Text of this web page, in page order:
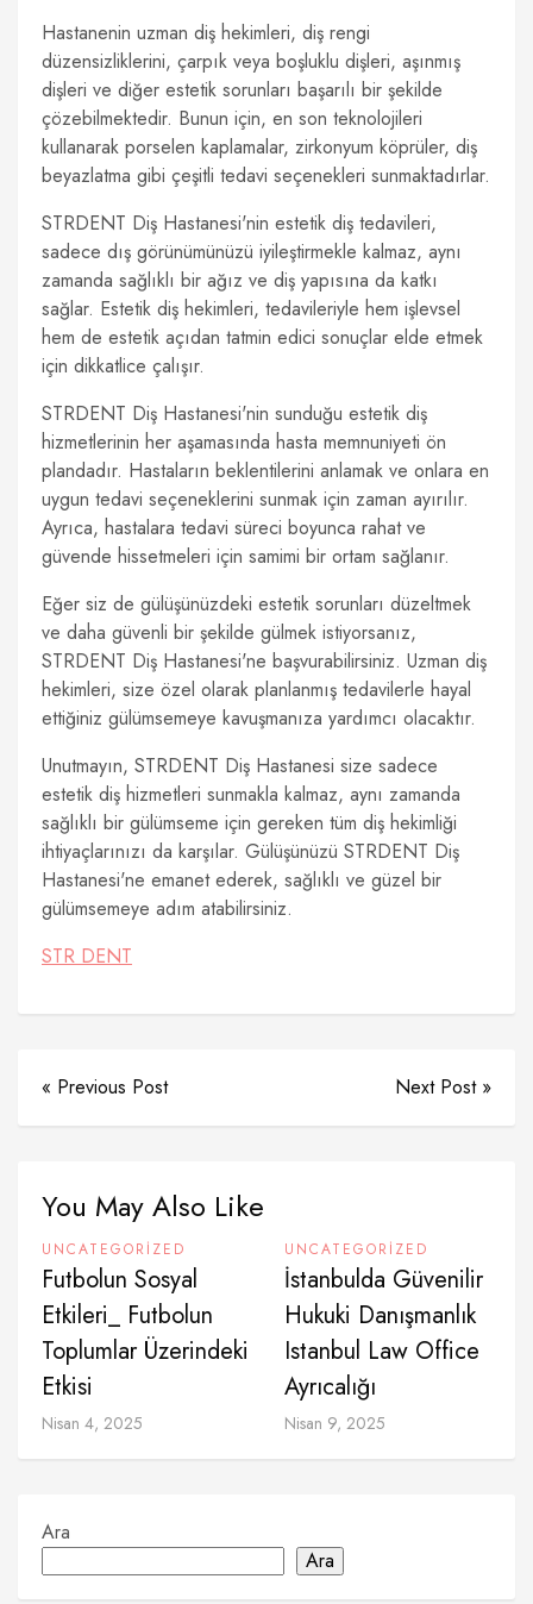
Hastanenin uzman diş hekimleri, diş rengi
düzensizliklerini, çarpık veya boşluklu dişleri, aşınmış
dişleri ve diğer estetik sorunları başarılı bir şekilde
çözebilmektedir. Bunun için, en son teknolojileri
kullanarak porselen kaplamalar, zirkonyum köprüler, diş
beyazlatma gibi çeşitli tedavi seçenekleri sunmaktadırlar.
STRDENT Diş Hastanesi'nin estetik diş tedavileri,
sadece dış görünümünüzü iyileştirmekle kalmaz, aynı
zamanda sağlıklı bir ağız ve diş yapısına da katkı
sağlar. Estetik diş hekimleri, tedavileriyle hem işlevsel
hem de estetik açıdan tatmin edici sonuçlar elde etmek
için dikkatlice çalışır.
STRDENT Diş Hastanesi'nin sunduğu estetik diş
hizmetlerinin her aşamasında hasta memnuniyeti ön
plandadır. Hastaların beklentilerini anlamak ve onlara en
uygun tedavi seçeneklerini sunmak için zaman ayırılır.
Ayrıca, hastalara tedavi süreci boyunca rahat ve
güvende hissetmeleri için samimi bir ortam sağlanır.
Eğer siz de gülüşünüzdeki estetik sorunları düzeltmek
ve daha güvenli bir şekilde gülmek istiyorsanız,
STRDENT Diş Hastanesi'ne başvurabilirsiniz. Uzman diş
hekimleri, size özel olarak planlanmış tedavilerle hayal
ettiğiniz gülümsemeye kavuşmanıza yardımcı olacaktır.
Unutmayın, STRDENT Diş Hastanesi size sadece
estetik diş hizmetleri sunmakla kalmaz, aynı zamanda
sağlıklı bir gülümseme için gereken tüm diş hekimliği
ihtiyaçlarınızı da karşılar. Gülüşünüzü STRDENT Diş
Hastanesi'ne emanet ederek, sağlıklı ve güzel bir
gülümsemeye adım atabilirsiniz.
STR DENT
« Previous Post Next Post »
You May Also Like
UNCATEGORIZED
Futbolun Sosyal
Etkileri_ Futbolun
Toplumlar Üzerindeki
Etkisi
Nisan 4, 2025
UNCATEGORIZED
İstanbulda Güvenilir
Hukuki Danışmanlık
Istanbul Law Office
Ayrıcalığı
Nisan 9, 2025
Ara
Ara